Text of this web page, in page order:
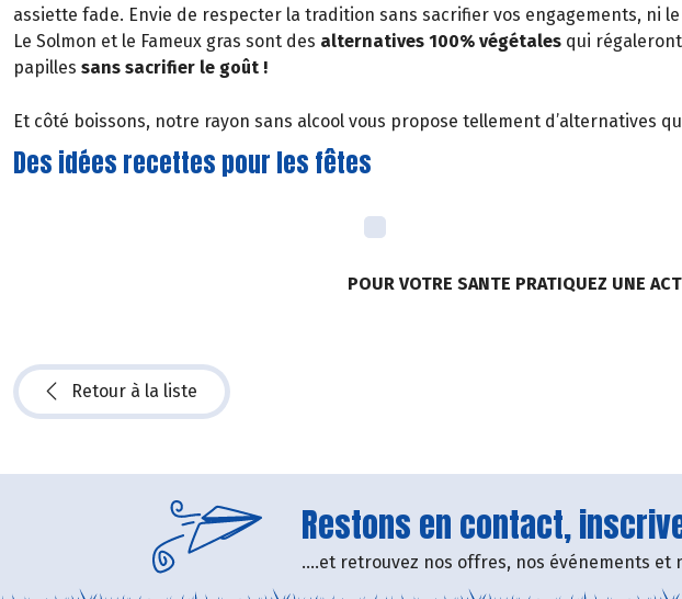
assiette fade. Envie de respecter la tradition sans sacrifier vos engagements, ni le
Le Solmon et le Fameux gras sont des alternatives 100% végétales qui
papilles sans sacrifier le goût !
Et côté boissons, notre rayon sans alcool vous propose tellement d’alternatives
Des idées recettes pour les fêtes
POUR VOTRE SANTE PRATIQUEZ UNE
Retour à la liste
Restons en contact,
....et retrouvez nos offres, nos événements et